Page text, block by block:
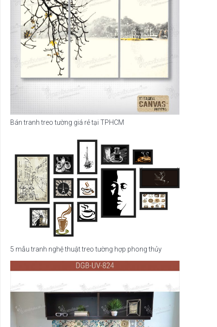
Bán tranh treo tường giá rẻ tại TPHCM
5 mẫu tranh nghệ thuật treo tường hợp phong thủy